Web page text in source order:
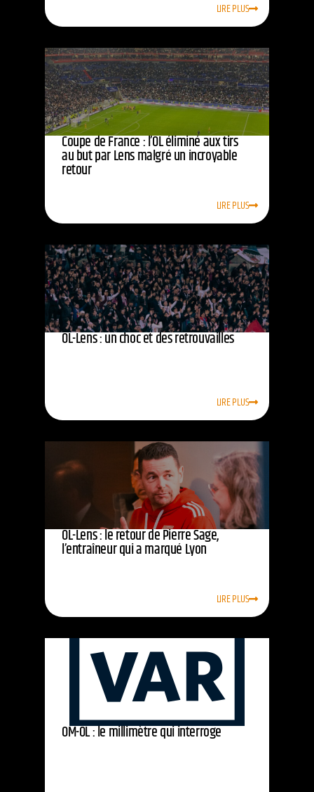
LIRE PLUS
Coupe de France : l’OL éliminé aux tirs
au but par Lens malgré un incroyable
retour
LIRE PLUS
OL-Lens : un choc et des retrouvailles
LIRE PLUS
OL-Lens : le retour de Pierre Sage,
l’entraîneur qui a marqué Lyon
LIRE PLUS
OM-OL : le millimètre qui interroge